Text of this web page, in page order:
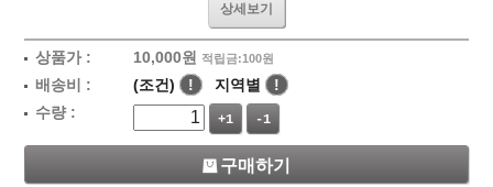
상세보기
상품가 : 10,000원 적립금:100원
배송비 : (조건) ! 지역별
!
수량 :
+1 -1
구매하기